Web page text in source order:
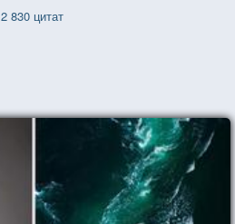
2 830 цитат